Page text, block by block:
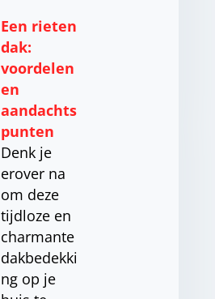
Een rieten
dak:
voordelen
en
aandachts
punten
Denk je
erover na
om deze
tijdloze en
charmante
dakbedekki
ng op je